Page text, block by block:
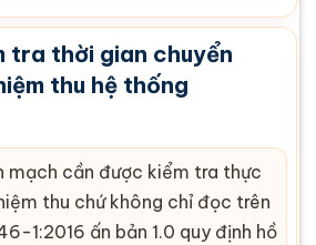
tra thời gian chuyển
thu hệ thống
mạch cần được kiểm tra thực
thu chứ không chỉ đọc trên
1:2016 ấn bản 1.0 quy định hồ